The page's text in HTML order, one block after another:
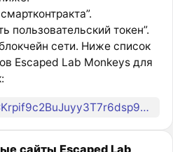
пользовательский токен”.
сети. Ниже список
Escaped Lab Monkeys для
FjbRf3EcoG13CKrpif9c2BuJuyy3T7r6dsp9LKMvpump
сайты Escaped Lab